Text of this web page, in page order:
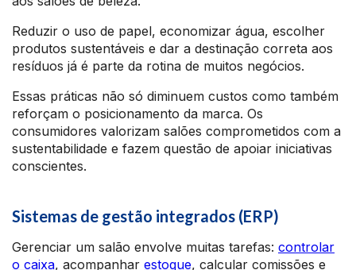
Reduzir o uso de papel, economizar água, escolher
produtos sustentáveis e dar a destinação correta aos
resíduos já é parte da rotina de muitos negócios.
Essas práticas não só diminuem custos como também
reforçam o posicionamento da marca. Os
consumidores valorizam salões comprometidos com a
sustentabilidade e fazem questão de apoiar iniciativas
conscientes.
Sistemas de gestão integrados (ERP)
Gerenciar um salão envolve muitas tarefas: controlar
o caixa, acompanhar estoque, calcular comissões e